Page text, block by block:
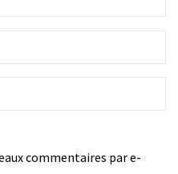
commentaires par e-